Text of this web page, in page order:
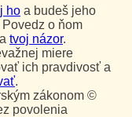
ho a budeš jeho
o ňom
tvoj názor.
miere
ich pravdivosť a
.
zákonom ©
povolenia